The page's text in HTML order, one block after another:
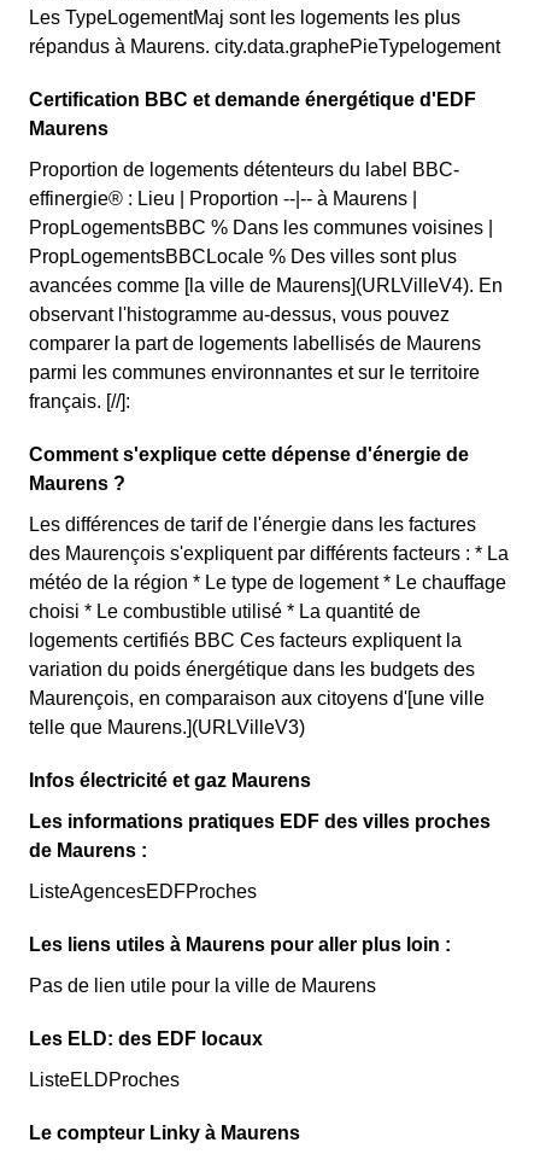
Les TypeLogementMaj sont les logements les plus
répandus à Maurens. city.data.graphePieTypelogement
Certification BBC et demande énergétique d'EDF
Maurens
Proportion de logements détenteurs du label BBC-
effinergie® : Lieu | Proportion --|-- à Maurens |
PropLogementsBBC % Dans les communes voisines |
PropLogementsBBCLocale % Des villes sont plus
avancées comme [la ville de Maurens](URLVilleV4). En
observant l'histogramme au-dessus, vous pouvez
comparer la part de logements labellisés de Maurens
parmi les communes environnantes et sur le territoire
français. [//]:
Comment s'explique cette dépense d'énergie de
Maurens ?
Les différences de tarif de l'énergie dans les factures
des Maurençois s'expliquent par différents facteurs : * La
météo de la région * Le type de logement * Le chauffage
choisi * Le combustible utilisé * La quantité de
logements certifiés BBC Ces facteurs expliquent la
variation du poids énergétique dans les budgets des
Maurençois, en comparaison aux citoyens d'[une ville
telle que Maurens.](URLVilleV3)
Infos électricité et gaz Maurens
Les informations pratiques EDF des villes proches
de Maurens :
ListeAgencesEDFProches
Les liens utiles à Maurens pour aller plus loin :
Pas de lien utile pour la ville de Maurens
Les ELD: des EDF locaux
ListeELDProches
Le compteur Linky à Maurens